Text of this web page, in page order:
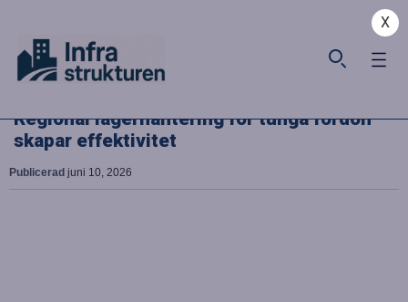
X
Regional lagerhantering för tunga fordon
skapar effektivitet
Publicerad juni 10, 2026